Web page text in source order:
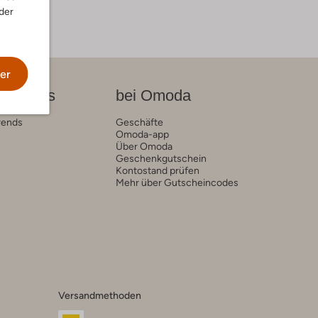
News bei Omoda
Geschäfte
Omoda-app
Über Omoda
Geschenkgutschein
Kontostand prüfen
Mehr über Gutscheincodes
Versandmethoden